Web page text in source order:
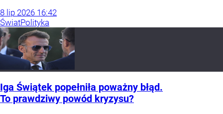
8 lip 2026 16:42
ŚwiatPolityka
Iga Świątek popełniła poważny błąd.
To prawdziwy powód kryzysu?